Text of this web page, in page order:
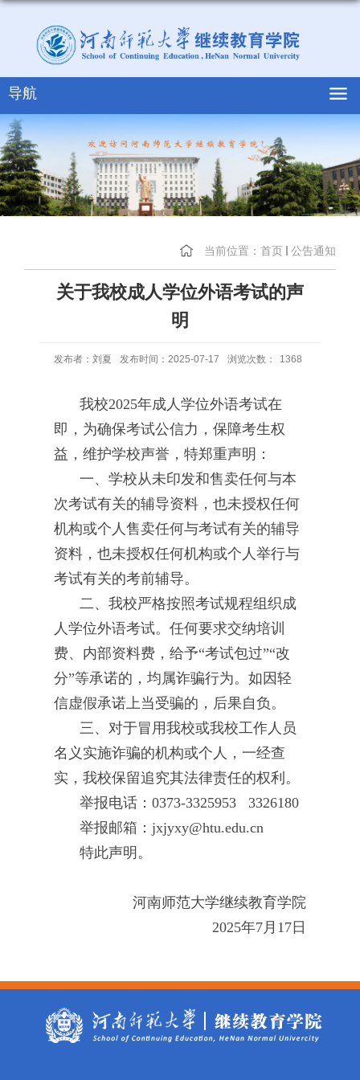
导航
当前位置： 首页 公告通知
关于我校成人学位外语考试的声
明
发布者：刘夏 发布时间：2025-07-17 浏览次数： 1368
我校2025年成人学位外语考试在
即，为确保考试公信力，保障考生权
益，维护学校声誉，特郑重声明：
一、学校从未印发和售卖任何与本
次考试有关的辅导资料，也未授权任何
机构或个人售卖任何与考试有关的辅导
资料，也未授权任何机构或个人举行与
考试有关的考前辅导。
二、我校严格按照考试规程组织成
人学位外语考试。任何要求交纳培训
费、内部资料费，给予“考试包过”“改
分”等承诺的，均属诈骗行为。如因轻
信虚假承诺上当受骗的，后果自负。
三、对于冒用我校或我校工作人员
名义实施诈骗的机构或个人 ，一经查
实，我校保留追究其法律责任的权利。
举报电话：0373-3325953 3326180
举报邮箱：jxjyxy@htu.edu.cn
特此声明。
河南师范大学继续教育学院
2025年7月17日